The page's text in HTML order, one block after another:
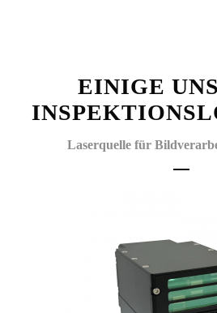
EINIGE
Laserquelle für